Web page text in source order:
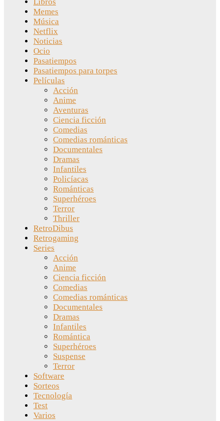
Memes
Música
Netflix
Noticias
Ocio
Pasatiempos
Pasatiempos para torpes
Películas
Acción
Anime
Aventuras
Ciencia ficción
Comedias
Comedias románticas
Documentales
Dramas
Infantiles
Policíacas
Románticas
Superhéroes
Terror
Thriller
RetroDibus
Retrogaming
Series
Acción
Anime
Ciencia ficción
Comedias
Comedias románticas
Documentales
Dramas
Infantiles
Romántica
Superhéroes
Suspense
Terror
Software
Sorteos
Tecnología
Test
Varios